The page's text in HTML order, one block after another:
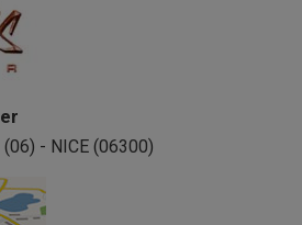
- NICE (06300)